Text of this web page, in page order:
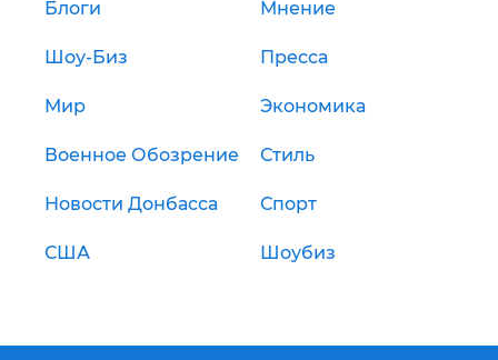
Блоги Мнение
Шоу-Биз Пресса
Мир Экономика
Военное Обозрение Стиль
Новости Донбасса Спорт
США Шоубиз